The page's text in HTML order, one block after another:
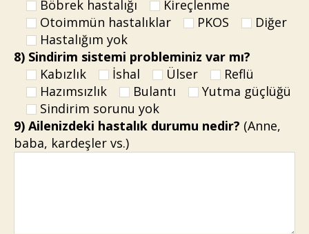
Böbrek hastalığı
Kireçlenme
Otoimmün hastalıklar
PKOS
Diğer
Hastalığım yok
8) Sindirim sistemi probleminiz var mı?
Kabızlık
İshal Ülser
Reflü
Hazımsızlık
Bulantı
Yutma güçlüğü
Sindirim sorunu yok
9) Ailenizdeki hastalık durumu nedir? (Anne,
baba, kardeşler vs.)